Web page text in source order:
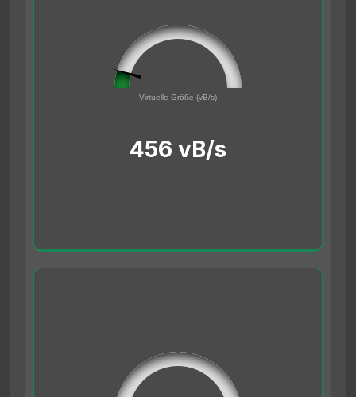
45561691
Virtuelle Größe (vB/s)500000000
456 vB/s